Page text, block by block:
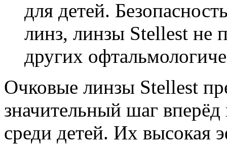
для детей.
линз, линзы Stellest
других
Очковые линзы Stellest
значительный шаг
среди детей. Их высокая